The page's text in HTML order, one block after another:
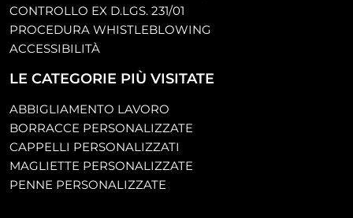
CONTROLLO EX D.LGS. 231/01
PROCEDURA WHISTLEBLOWING
ACCESSIBILITÀ
LE CATEGORIE PIÙ VISITATE
ABBIGLIAMENTO LAVORO
BORRACCE PERSONALIZZATE
CAPPELLI PERSONALIZZATI
MAGLIETTE PERSONALIZZATE
PENNE PERSONALIZZATE